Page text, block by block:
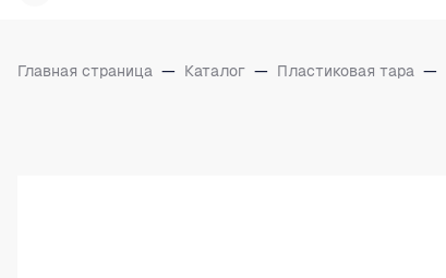
Главная страница — Каталог — Пластиковая тара —